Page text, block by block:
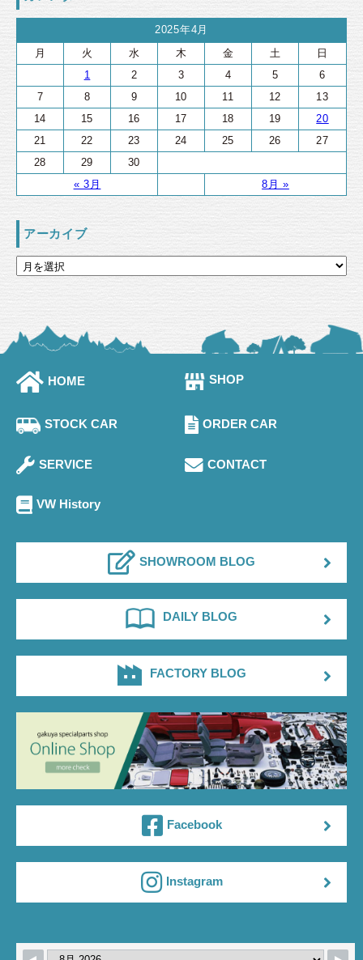
2025年4月
月
火 水 木 金 土 日
« 3月 8月 »
1 2 3 4 5
6
7
8 9 10 11 12
13
14
15 16 17 18 19
20
21
22 23 24 25 26
27
28
29 30
アーカイブ
HOME SHOP
STOCK CAR ORDER CAR
SERVICE CONTACT
VW History
Facebook
Instagram
SHOWROOM BLOG
DAILY BLOG
FACTORY BLOG